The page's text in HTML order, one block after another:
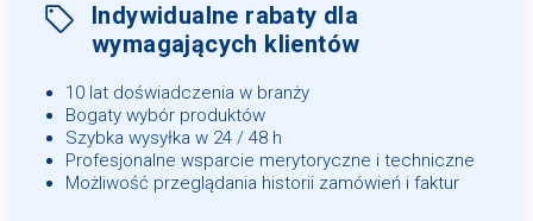
Indywidualne rabaty dla
wymagających klientów
10 lat doświadczenia w branży
Bogaty wybór produktów
Szybka wysyłka w 24 / 48 h
Profesjonalne wsparcie merytoryczne i techniczne
Możliwość przeglądania historii zamówień i faktur